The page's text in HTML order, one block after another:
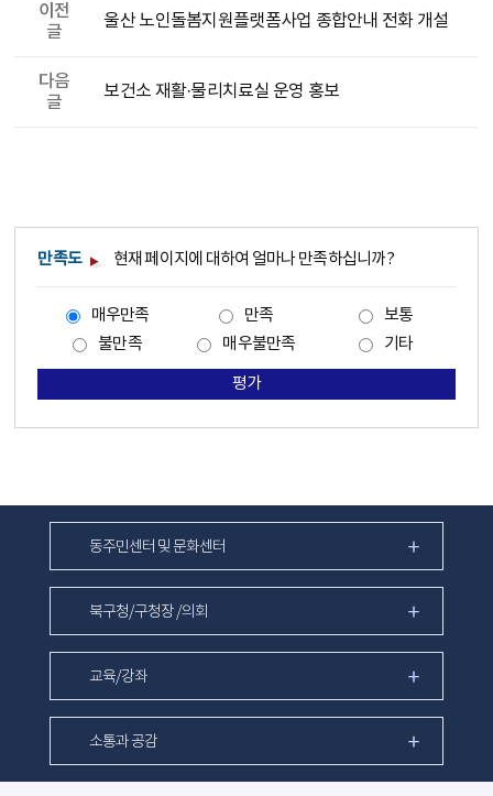
이전
글
울산 노인돌봄지원플랫폼사업 종합안내 전화 개설
다음
글
보건소 재활·물리치료실 운영 홍보
만족도 현재 페이지에 대하여 얼마나 만족하십니까?
매우만족 만족
보통
불만족
매우불만족 기타
평가
동주민센터 및 문화센터
북구청/구청장 /의회
교육/강좌
소통과 공감